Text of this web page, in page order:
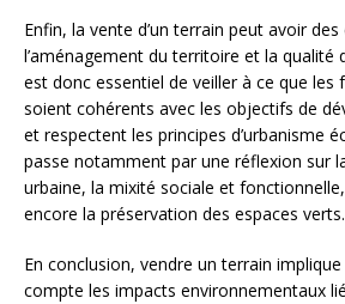
Enfin, la vente d’un terrain peut avoir
l’aménagement du territoire et la qualité
est donc essentiel de veiller à ce que les
soient cohérents avec les objectifs de
et respectent les principes d’urbanisme
passe notamment par une réflexion sur
urbaine, la mixité sociale et
encore la préservation des espaces verts.
En conclusion, vendre un terrain
compte les impacts environnementaux